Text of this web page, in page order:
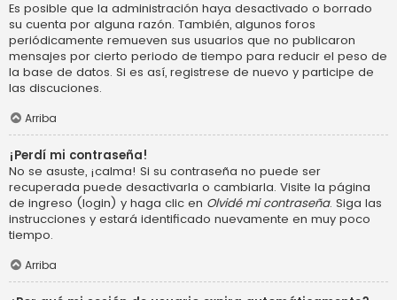
Es posible que la administración haya desactivado o borrado
su cuenta por alguna razón. También, algunos foros
periódicamente remueven sus usuarios que no publicaron
mensajes por cierto periodo de tiempo para reducir el peso de
la base de datos. Si es así, registrese de nuevo y participe de
las discuciones.
Arriba
¡Perdí mi contraseña!
No se asuste, ¡calma! Si su contraseña no puede ser
recuperada puede desactivarla o cambiarla. Visite la página
de ingreso (login) y haga clic en Olvidé mi contraseña. Siga las
instrucciones y estará identificado nuevamente en muy poco
tiempo.
Arriba